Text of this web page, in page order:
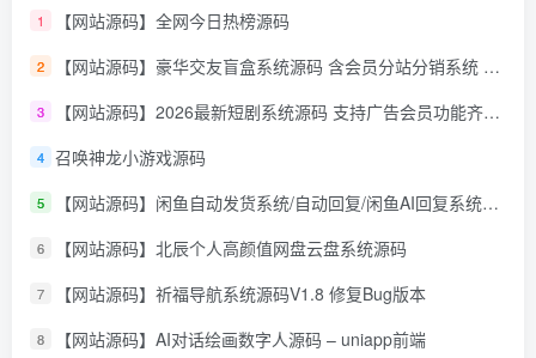
1 【网站源码】全网今日热榜源码
2 【网站源码】豪华交友盲盒系统源码 含会员分站分销系统 可易支付
3 【网站源码】2026最新短剧系统源码 支持广告会员功能齐全短剧源码
4 召唤神龙小游戏源码
5 【网站源码】闲鱼自动发货系统/自动回复/闲鱼AI回复系统源码
6 【网站源码】北辰个人高颜值网盘云盘系统源码
7 【网站源码】祈福导航系统源码V1.8 修复Bug版本
8 【网站源码】AI对话绘画数字人源码 – uniapp前端